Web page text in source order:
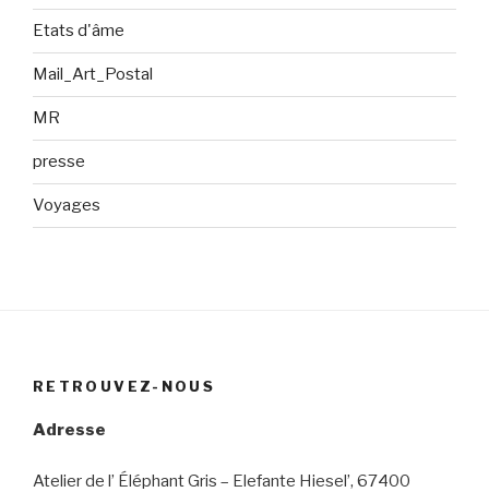
Etats d'âme
Mail_Art_Postal
MR
presse
Voyages
RETROUVEZ-NOUS
Adresse
Atelier de l’ Éléphant Gris – Elefante Hiesel’, 67400